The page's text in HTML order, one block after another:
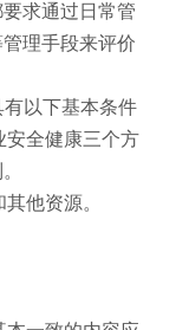
求通过日常管
理手段来评价
以下基本条件
安全健康三个方
他资源。